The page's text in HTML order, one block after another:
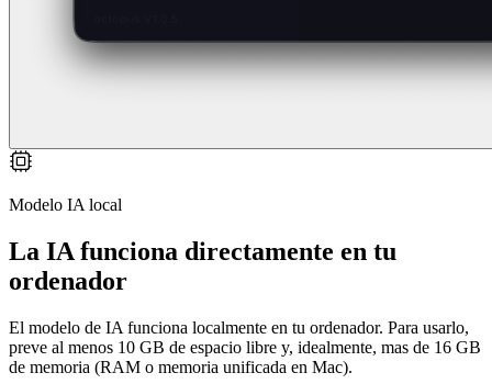
Modelo IA local
La IA funciona directamente en tu
ordenador
El modelo de IA funciona localmente en tu ordenador. Para usarlo,
preve al menos 10 GB de espacio libre y, idealmente, mas de 16 GB
de memoria (RAM o memoria unificada en Mac).